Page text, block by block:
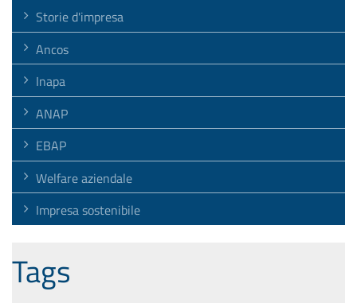
Storie d'impresa
Ancos
Inapa
ANAP
EBAP
Welfare aziendale
Impresa sostenibile
Tags